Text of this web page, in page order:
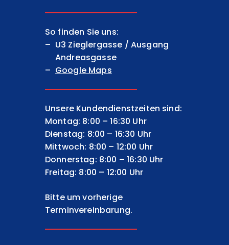
So finden Sie uns:
U3 Zieglergasse / Ausgang
Andreasgasse
Google Maps
Unsere Kundendienstzeiten sind:
Montag: 8:00 – 16:30 Uhr
Dienstag: 8:00 – 16:30 Uhr
Mittwoch: 8:00 – 12:00 Uhr
Donnerstag: 8:00 – 16:30 Uhr
Freitag: 8:00 – 12:00 Uhr
Bitte um vorherige
Terminvereinbarung.